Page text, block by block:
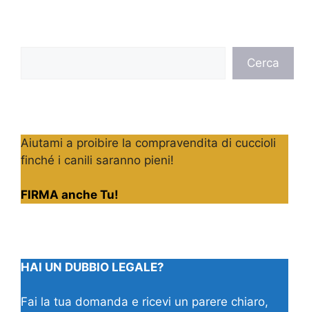
Cerca
Aiutami a proibire la compravendita di cuccioli
finché i canili saranno pieni!
FIRMA anche Tu!
HAI UN DUBBIO LEGALE?
Fai la tua domanda e ricevi un parere chiaro,